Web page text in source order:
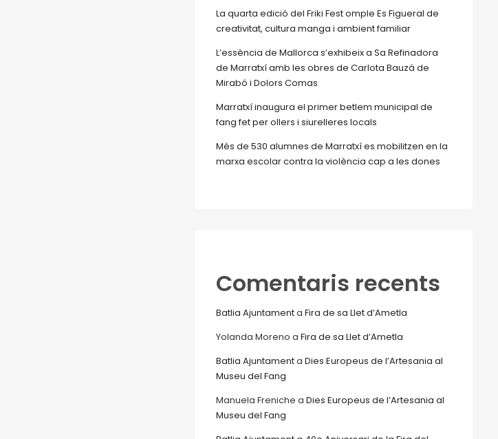
La quarta edició del Friki Fest omple Es Figueral de
creativitat, cultura manga i ambient familiar
L’essència de Mallorca s’exhibeix a Sa Refinadora
de Marratxí amb les obres de Carlota Bauzá de
Mirabó i Dolors Comas
Marratxí inaugura el primer betlem municipal de
fang fet per ollers i siurelleres locals
Més de 530 alumnes de Marratxí es mobilitzen en la
marxa escolar contra la violència cap a les dones
Comentaris recents
Batlia Ajuntamenta Fira de sa Llet d’Ametla
Yolanda Moreno a Fira de sa Llet d’Ametla
Batlia Ajuntamenta Dies Europeus de l’Artesania al
Museu del Fang
Manuela Freniche a Dies Europeus de l’Artesania al
Museu del Fang